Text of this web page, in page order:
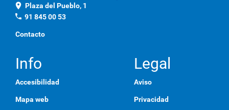
location_on Plaza del Pueblo, 1
phone 91 845 00 53
Contacto
Info
Accesibilidad
Mapa web
Legal
Aviso
Privacidad